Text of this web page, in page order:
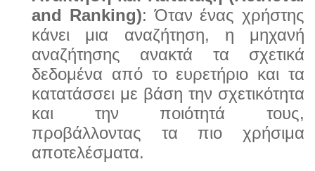
and Ranking): Όταν ένας χρήστης
κάνει μια αναζήτηση, η μηχανή
αναζήτησης ανακτά τα σχετικά
δεδομένα από το ευρετήριο και τα
κατατάσσει με βάση την σχετικότητα
και την ποιότητά τους,
προβάλλοντας τα πιο χρήσιμα
αποτελέσματα.